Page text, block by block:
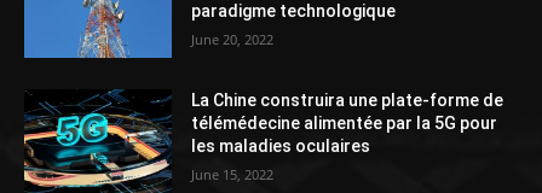
paradigme technologique
June 20, 2022
La Chine construira une plate-forme de
télémédecine alimentée par la 5G pour
les maladies oculaires
June 15, 2022